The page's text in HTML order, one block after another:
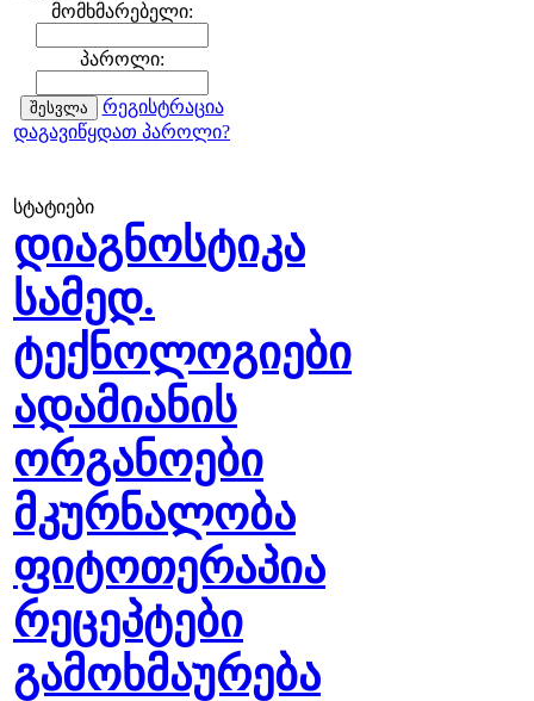
მომხმარებელი:
პაროლი:
რეგისტრაცია
დაგავიწყდათ პაროლი?
სტატიები
დიაგნოსტიკა
სამედ.
ტექნოლოგიები
ადამიანის
ორგანოები
მკურნალობა
ფიტოთერაპია
რეცეპტები
გამოხმაურება